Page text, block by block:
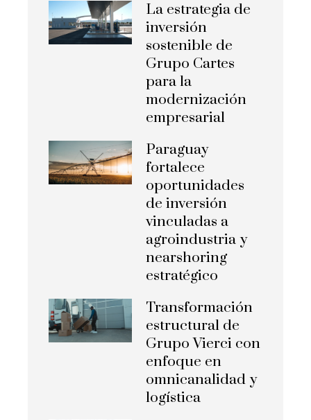
La estrategia de
inversión
sostenible de
Grupo Cartes
para la
modernización
empresarial
Paraguay
fortalece
oportunidades
de inversión
vinculadas a
agroindustria y
nearshoring
estratégico
Transformación
estructural de
Grupo Vierci con
enfoque en
omnicanalidad y
logística